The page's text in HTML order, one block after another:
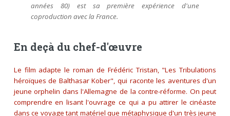
années 80) est sa première expérience d'une
coproduction avec la France.
En deçà du chef-d'œuvre
Le film adapte le roman de Frédéric Tristan, "Les Tribulations
héroïques de Balthasar Kober", qui raconte les aventures d'un
jeune orphelin dans l'Allemagne de la contre-réforme. On peut
comprendre en lisant l'ouvrage ce qui a pu attirer le cinéaste
dans ce voyage tant matériel que métaphysique d'un très jeune